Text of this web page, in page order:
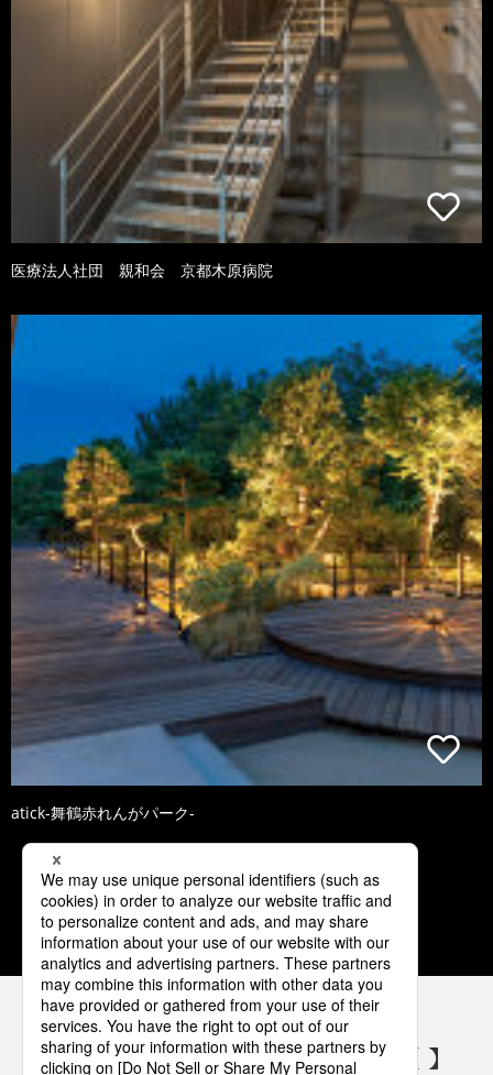
医療法人社団 親和会 京都木原病院
atick-舞鶴赤れんがパーク-
1 2 3 4 5
パナソニックの電気設備 SNSアカウント